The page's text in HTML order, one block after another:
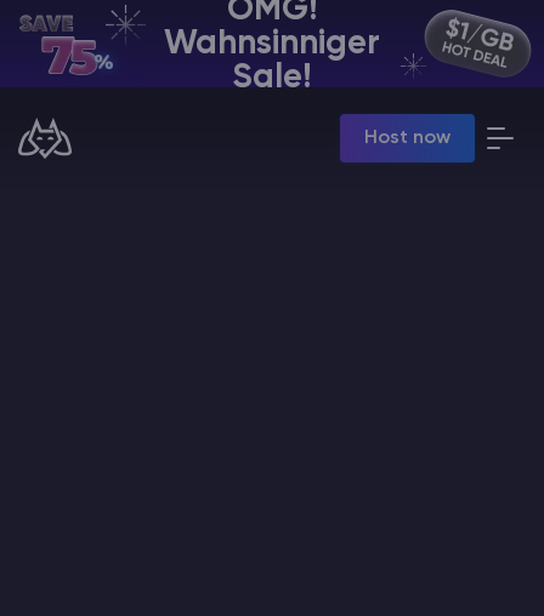
OMG!
Wahnsinniger
Sale!
Host now
DE | USD
Manage your servers & payments